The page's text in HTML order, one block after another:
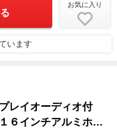
お気に入り
います
レイオーディオ付
６インチアルミホイ